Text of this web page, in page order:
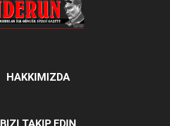
HAKKIMIZDA